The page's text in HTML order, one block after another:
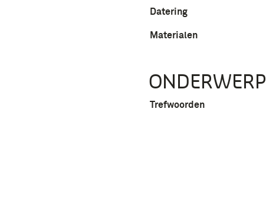
Datering
Materialen
ONDERWERP
Trefwoorden